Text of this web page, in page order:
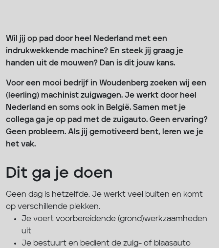
Wil jij op pad door heel Nederland met een
indrukwekkende machine? En steek jij graag je
handen uit de mouwen? Dan is dit jouw kans.
Voor een mooi bedrijf in Woudenberg zoeken wij een
(leerling) machinist zuigwagen. Je werkt door heel
Nederland en soms ook in België. Samen met je
collega ga je op pad met de zuigauto. Geen ervaring?
Geen probleem. Als jij gemotiveerd bent, leren we je
het vak.
Dit ga je doen
Geen dag is hetzelfde. Je werkt veel buiten en komt
op verschillende plekken.
Je voert voorbereidende (grond)werkzaamheden
uit
Je bestuurt en bedient de zuig- of blaasauto